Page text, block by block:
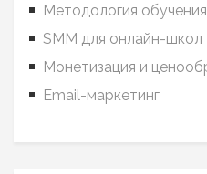
Методология обучения
SMM для онлайн-школ
Монетизация и
Email-маркетинг